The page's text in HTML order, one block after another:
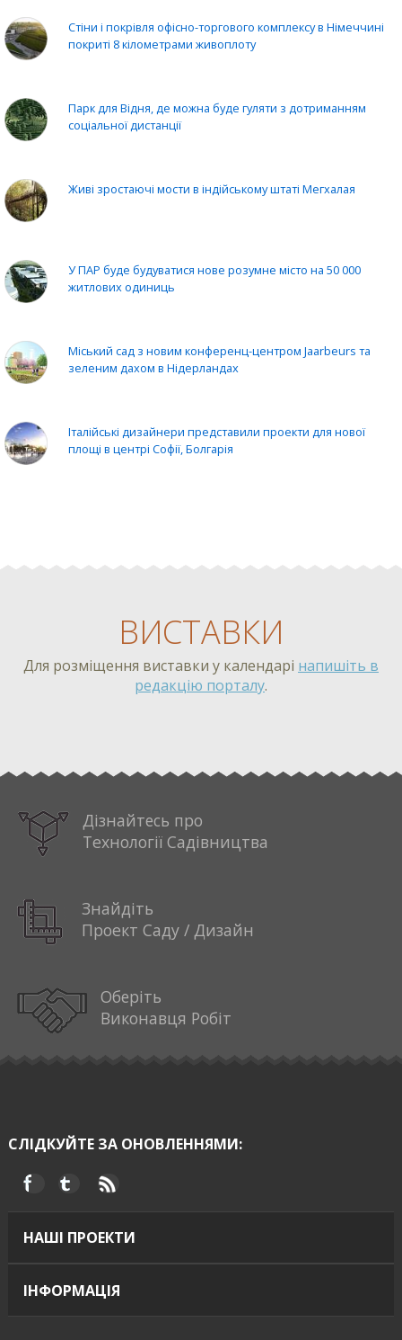
Стіни і покрівля офісно-торгового комплексу в Німеччині
покриті 8 кілометрами живоплоту
Парк для Відня, де можна буде гуляти з дотриманням
соціальної дистанції
Живі зростаючі мости в індійському штаті Мегхалая
У ПАР буде будуватися нове розумне місто на 50 000
житлових одиниць
Міський сад з новим конференц-центром Jaarbeurs та
зеленим дахом в Нідерландах
Італійські дизайнери представили проекти для нової
площі в центрі Софії, Болгарія
ВИСТАВКИ
Для розміщення виставки у календарі напишіть в
редакцію порталу.
Дізнайтесь про
Технології Садівництва
Знайдіть
Проект Саду / Дизайн
Оберіть
Виконавця Робіт
СЛІДКУЙТЕ ЗА ОНОВЛЕННЯМИ:
НАШІ ПРОЕКТИ
ІНФОРМАЦІЯ